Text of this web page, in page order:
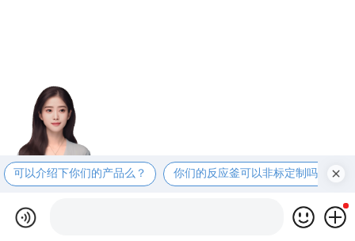
可以介绍下你们的产品么？ 你们的反应釜可以非标定制吗？